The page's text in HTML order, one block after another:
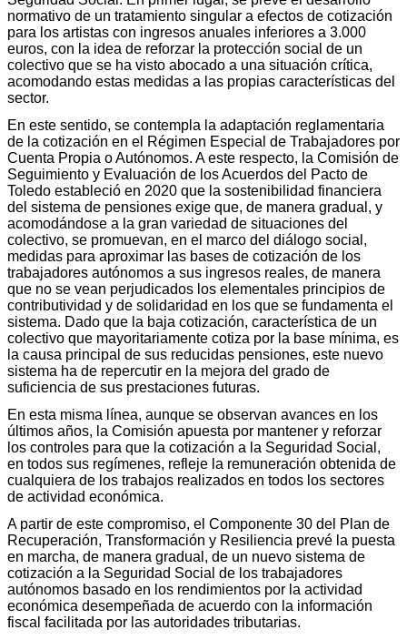
normativo de un tratamiento singular a efectos de cotización
para los artistas con ingresos anuales inferiores a 3.000
euros, con la idea de reforzar la protección social de un
colectivo que se ha visto abocado a una situación crítica,
acomodando estas medidas a las propias características del
sector.
En este sentido, se contempla la adaptación reglamentaria
de la cotización en el Régimen Especial de Trabajadores por
Cuenta Propia o Autónomos. A este respecto, la Comisión de
Seguimiento y Evaluación de los Acuerdos del Pacto de
Toledo estableció en 2020 que la sostenibilidad financiera
del sistema de pensiones exige que, de manera gradual, y
acomodándose a la gran variedad de situaciones del
colectivo, se promuevan, en el marco del diálogo social,
medidas para aproximar las bases de cotización de los
trabajadores autónomos a sus ingresos reales, de manera
que no se vean perjudicados los elementales principios de
contributividad y de solidaridad en los que se fundamenta el
sistema. Dado que la baja cotización, característica de un
colectivo que mayoritariamente cotiza por la base mínima, es
la causa principal de sus reducidas pensiones, este nuevo
sistema ha de repercutir en la mejora del grado de
suficiencia de sus prestaciones futuras.
En esta misma línea, aunque se observan avances en los
últimos años, la Comisión apuesta por mantener y reforzar
los controles para que la cotización a la Seguridad Social,
en todos sus regímenes, refleje la remuneración obtenida de
cualquiera de los trabajos realizados en todos los sectores
de actividad económica.
A partir de este compromiso, el Componente 30 del Plan de
Recuperación, Transformación y Resiliencia prevé la puesta
en marcha, de manera gradual, de un nuevo sistema de
cotización a la Seguridad Social de los trabajadores
autónomos basado en los rendimientos por la actividad
económica desempeñada de acuerdo con la información
fiscal facilitada por las autoridades tributarias.